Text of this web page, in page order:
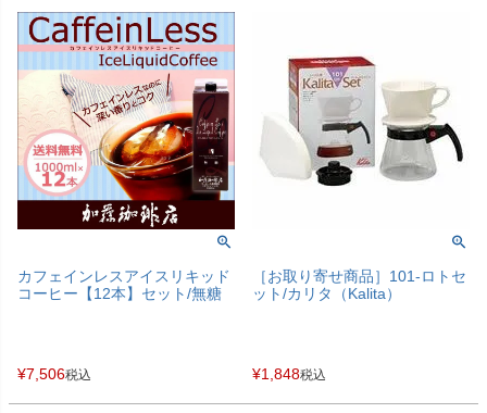
カフェインレスアイスリキッド
コーヒー【12本】セット/無糖
¥7,506税込
［お取り寄せ商品］101-ロトセ
ット/カリタ（Kalita）
¥1,848税込